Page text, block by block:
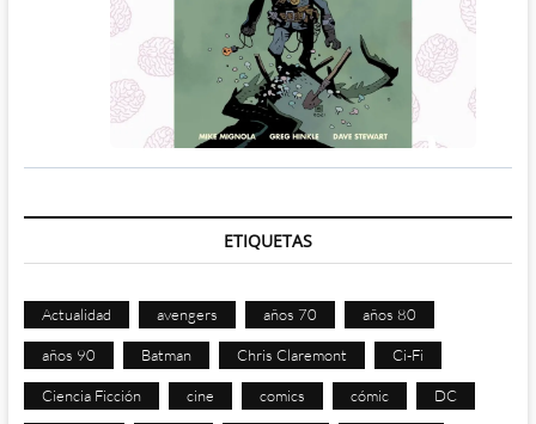
ETIQUETAS
Actualidad avengers años 70 años 80
años 90 Batman Chris Claremont Ci-Fi
Ciencia Ficción cine comics cómic DC